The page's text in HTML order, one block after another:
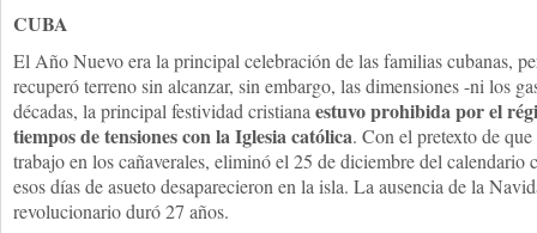
CUBA
El Año Nuevo era la principal celebración de las familias cubanas,
recuperó terreno sin alcanzar, sin embargo, las dimensiones -ni los
décadas, la principal festividad cristiana estuvo prohibida por el
tiempos de tensiones con la Iglesia católica. Con el pretexto de
trabajo en los cañaverales, eliminó el 25 de diciembre del calendario
esos días de asueto desaparecieron en la isla. La ausencia de la
revolucionario duró 27 años.